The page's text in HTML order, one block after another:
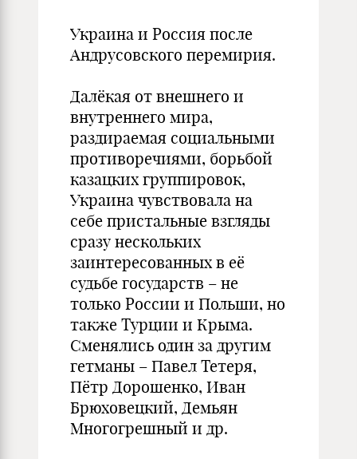
Украина и Россия после
Андрусовского перемирия.
Далёкая от внешнего и
внутреннего мира,
раздираемая социальными
противоречиями, борьбой
казацких группировок,
Украина чувствовала на
себе пристальные взгляды
сразу нескольких
заинтересованных в её
судьбе государств – не
только России и Польши, но
также Турции и Крыма.
Сменялись один за другим
гетманы – Павел Тетеря,
Пётр Дорошенко, Иван
Брюховецкий, Демьян
Многогрешный и др.